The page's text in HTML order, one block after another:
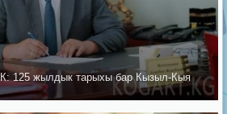
жылдык тарыхы бар Кызыл-Кыя